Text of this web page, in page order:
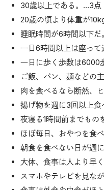
30歳以上である。…3点
20歳の頃より体重が
睡眠時間が6時間以下だ
一日6時間以上は座って
一日に歩く歩数は6000
ご飯、パン、麺などの
肉を食べるなら断然、
揚げ物を週に3回以上食
夜寝る1時間前までもの
ほぼ毎日、おやつを食
朝食を食べない日が週
大体、食事は人より早
スマホやテレビを見な